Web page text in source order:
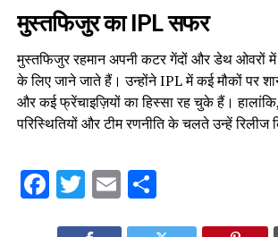
मुस्तफिजुर का IPL सफर
मुस्तफिजुर रहमान अपनी कटर गेंदों और डेथ ओवरों में
के लिए जाने जाते हैं। उन्होंने IPL में कई मौकों पर
और कई फ्रेंचाइज़ियों का हिस्सा रह चुके हैं।
परिस्थितियों और टीम रणनीति के चलते उन्हें रिलीज
Facebook
Twitter
EmailShare